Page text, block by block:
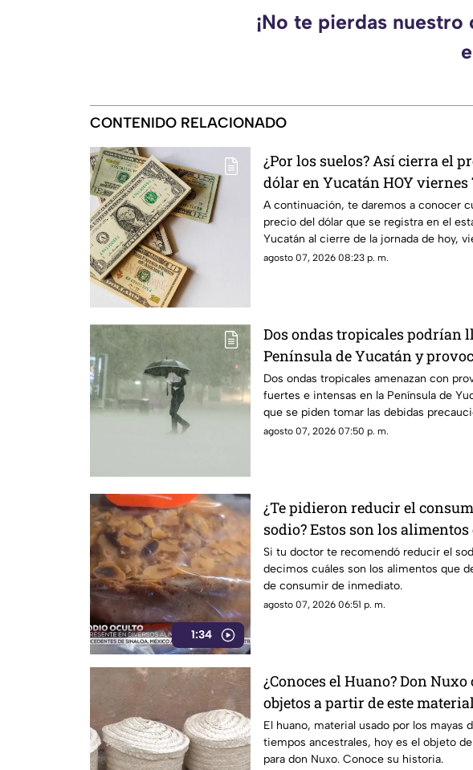
¡No te pierdas
CONTENIDO RELACIONADO
¿Por los suelos? Así cierra el
dólar en Yucatán HOY viernes
agosto de 2026
A continuación, te daremos a conocer
precio del dólar que se registra en el
Yucatán al cierre de la jornada de hoy,
agosto.
agosto 07, 2026 08:23 p. m.
Dos ondas tropicales podrían
Península de Yucatán y
varios días de lluvias; esto se
Dos ondas tropicales amenazan con
fuertes e intensas en la Península de
que se piden tomar las debidas
agosto 07, 2026 07:50 p. m.
1:34
¿Te pidieron reducir el
sodio? Estos son los alimentos
debes EVITAR
Si tu doctor te recomendó reducir el
decimos cuáles son los alimentos que
de consumir de inmediato.
agosto 07, 2026 06:51 p. m.
¿Conoces el Huano? Don Nuxo
objetos a partir de este material
ancestral en Yucatán (+Video)
El huano, material usado por los mayas
tiempos ancestrales, hoy es el objeto
para don Nuxo. Conoce su historia.